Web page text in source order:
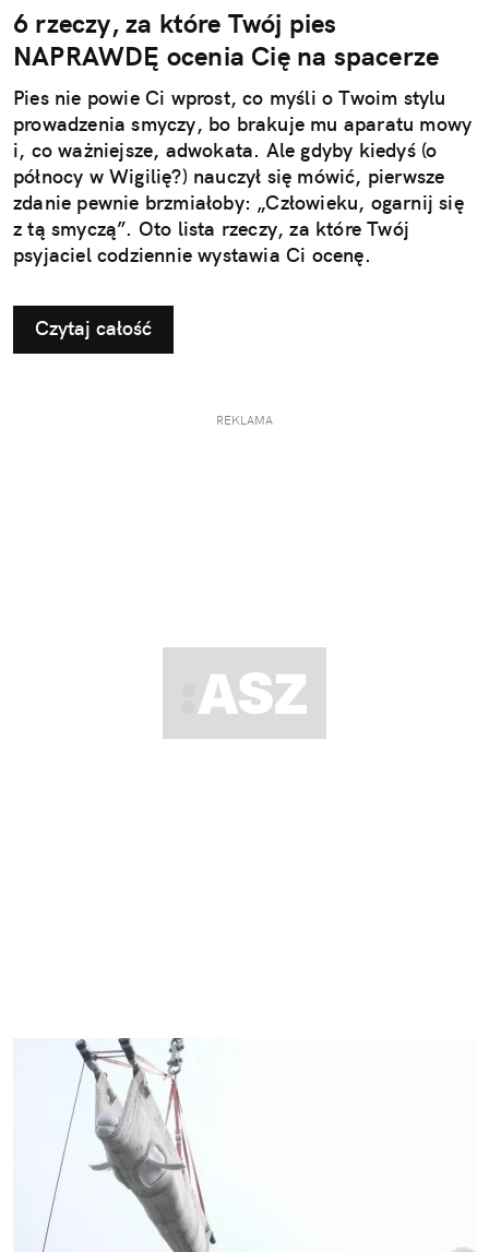
6 rzeczy, za które Twój pies
NAPRAWDĘ ocenia Cię na spacerze
Pies nie powie Ci wprost, co myśli o Twoim stylu
prowadzenia smyczy, bo brakuje mu aparatu mowy
i, co ważniejsze, adwokata. Ale gdyby kiedyś (o
północy w Wigilię?) nauczył się mówić, pierwsze
zdanie pewnie brzmiałoby: „Człowieku, ogarnij się
z tą smyczą”. Oto lista rzeczy, za które Twój
psyjaciel codziennie wystawia Ci ocenę.
Czytaj całość
REKLAMA